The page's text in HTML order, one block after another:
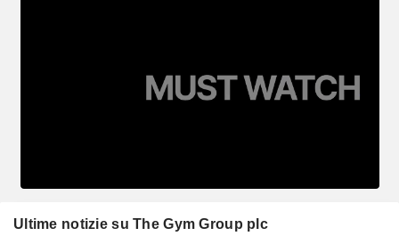
Ultime notizie su The Gym Group plc